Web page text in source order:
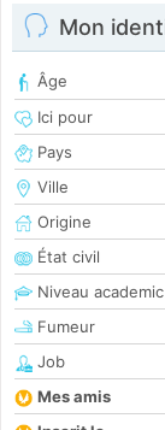
Mon
Âge
Ici pour
Pays
Ville
Origine
État civil
Niveau academic
Fumeur
Job
Mes amis